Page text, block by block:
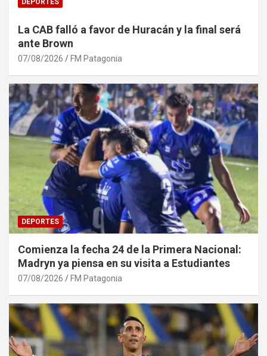
DEPORTES
La CAB falló a favor de Huracán y la final será
ante Brown
07/08/2026 FM Patagonia
DEPORTES
Comienza la fecha 24 de la Primera Nacional:
Madryn ya piensa en su visita a Estudiantes
07/08/2026 FM Patagonia